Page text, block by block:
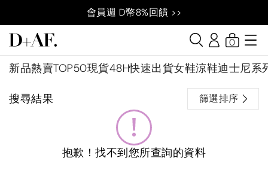
會員週 D幣8%回饋 >>
新品熱賣TOP50現貨48H快速出貨女鞋涼鞋迪士尼系
0
搜尋結果 篩選排序
抱歉！找不到您所查詢的資料